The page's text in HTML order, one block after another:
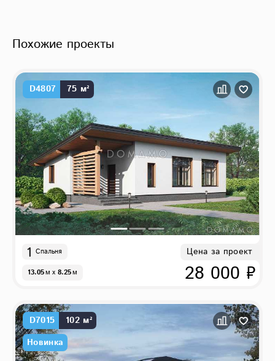
Похожие проекты
D4807 75 м²
1 Спальня
13.05м x 8.25м
Цена за проект
28 000 ₽
D7015
102 м²
Новинка